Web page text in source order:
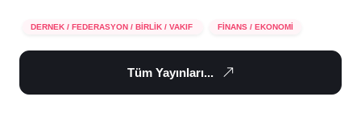
DERNEK / FEDERASYON / BİRLİK / VAKIF FİNANS / EKONOMİ
Tüm Yayınları...